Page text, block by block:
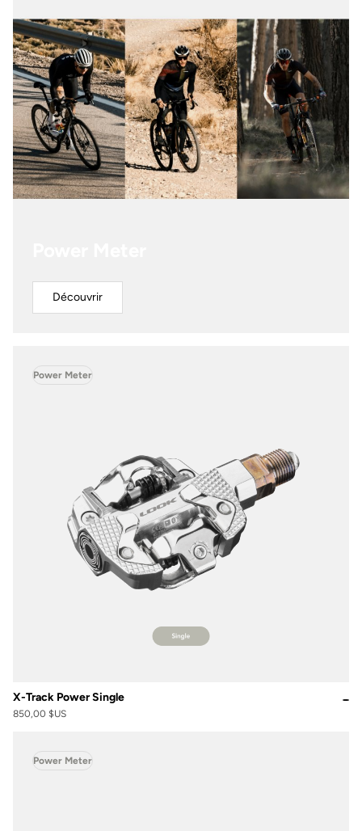
Découvrir
Power Meter
X-Track Power Single
850,00 $US
Power Meter